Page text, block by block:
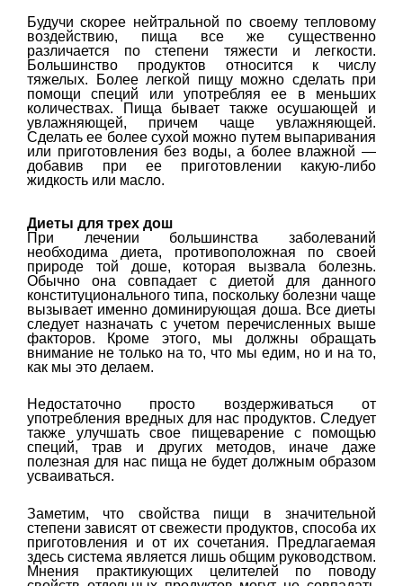
Будучи скорее нейтральной по своему тепловому
воздействию, пища все же существенно
различается по степени тяжести и легкости.
Большинство продуктов относится к числу
тяжелых. Более легкой пищу можно сделать при
помощи специй или употребляя ее в меньших
количествах. Пища бывает также осушающей и
увлажняющей, причем чаще увлажняющей.
Сделать ее более сухой можно путем выпаривания
или приготовления без воды, а более влажной —
добавив при ее приготовлении какую-либо
жидкость или масло.
Диеты для трех дош
При лечении большинства заболеваний
необходима диета, противоположная по своей
природе той доше, которая вызвала болезнь.
Обычно она совпадает с диетой для данного
конституционального типа, поскольку болезни чаще
вызывает именно доминирующая доша. Все диеты
следует назначать с учетом перечисленных выше
факторов. Кроме этого, мы должны обращать
внимание не только на то, что мы едим, но и на то,
как мы это делаем.
Недостаточно просто воздерживаться от
употребления вредных для нас продуктов. Следует
также улучшать свое пищеварение с помощью
специй, трав и других методов, иначе даже
полезная для нас пища не будет должным образом
усваиваться.
Заметим, что свойства пищи в значительной
степени зависят от свежести продуктов, способа их
приготовления и от их сочетания. Предлагаемая
здесь система является лишь общим руководством.
Мнения практикующих целителей по поводу